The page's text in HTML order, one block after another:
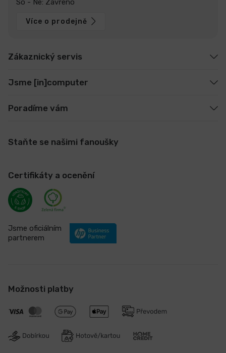
So - Ne: Zavřeno
Více o prodejně
Zákaznický servis
Jsme [in]computer
Poradíme vám
Staňte se našimi fanoušky
Certifikáty a ocenění
Jsme oficiálním
partnerem
Možnosti platby